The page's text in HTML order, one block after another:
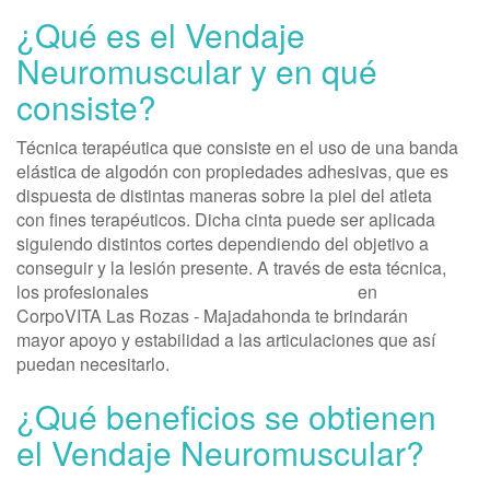
¿Qué es el Vendaje
Neuromuscular y en qué
consiste?
Técnica terapéutica que consiste en el uso de una banda
elástica de algodón con propiedades adhesivas, que es
dispuesta de distintas maneras sobre la piel del atleta
con fines terapéuticos. Dicha cinta puede ser aplicada
siguiendo distintos cortes dependiendo del objetivo a
conseguir y la lesión presente. A través de esta técnica,
los profesionales
en
CorpoVITA Las Rozas - Majadahonda te brindarán
mayor apoyo y estabilidad a las articulaciones que así
puedan necesitarlo.
¿Qué beneficios se obtienen
el Vendaje Neuromuscular?